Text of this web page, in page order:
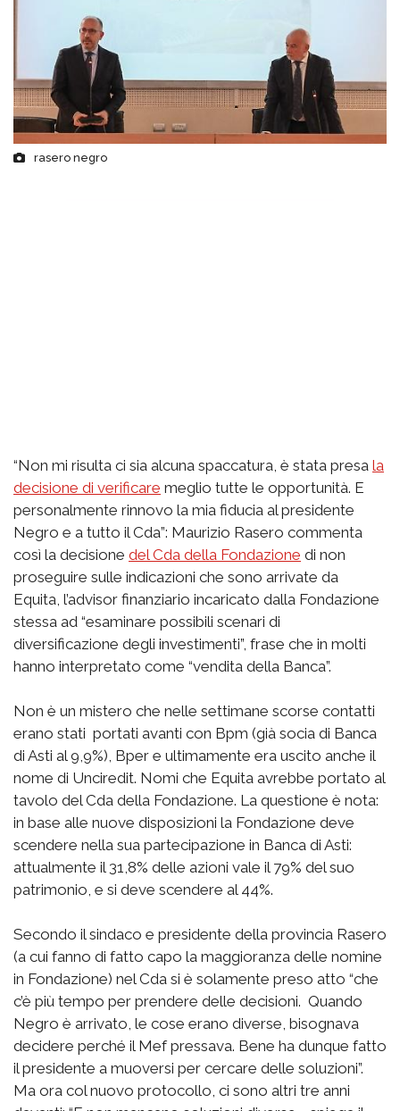
rasero negro
“Non mi risulta ci sia alcuna spaccatura, è stata presa la
decisione di verificare meglio tutte le opportunità. E
personalmente rinnovo la mia fiducia al presidente
Negro e a tutto il Cda”: Maurizio Rasero commenta
così la decisione del Cda della Fondazione di non
proseguire sulle indicazioni che sono arrivate da
Equita, l’advisor finanziario incaricato dalla Fondazione
stessa ad “esaminare possibili scenari di
diversificazione degli investimenti”, frase che in molti
hanno interpretato come “vendita della Banca”.
Non è un mistero che nelle settimane scorse contatti
erano stati portati avanti con Bpm (già socia di Banca
di Asti al 9,9%), Bper e ultimamente era uscito anche il
nome di Unciredit. Nomi che Equita avrebbe portato al
tavolo del Cda della Fondazione. La questione è nota:
in base alle nuove disposizioni la Fondazione deve
scendere nella sua partecipazione in Banca di Asti:
attualmente il 31,8% delle azioni vale il 79% del suo
patrimonio, e si deve scendere al 44%.
Secondo il sindaco e presidente della provincia Rasero
(a cui fanno di fatto capo la maggioranza delle nomine
in Fondazione) nel Cda si è solamente preso atto “che
c’è più tempo per prendere delle decisioni. Quando
Negro è arrivato, le cose erano diverse, bisognava
decidere perché il Mef pressava. Bene ha dunque fatto
il presidente a muoversi per cercare delle soluzioni”.
Ma ora col nuovo protocollo, ci sono altri tre anni